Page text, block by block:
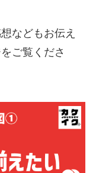
などもお伝え
ご覧くださ